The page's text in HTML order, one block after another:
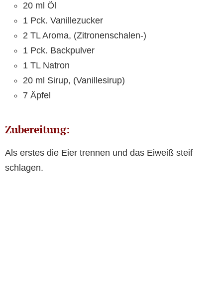
20 ml Öl
1 Pck. Vanillezucker
2 TL Aroma, (Zitronenschalen-)
1 Pck. Backpulver
1 TL Natron
20 ml Sirup, (Vanillesirup)
7 Äpfel
Zubereitung:
Als erstes die Eier trennen und das Eiweiß steif
schlagen.